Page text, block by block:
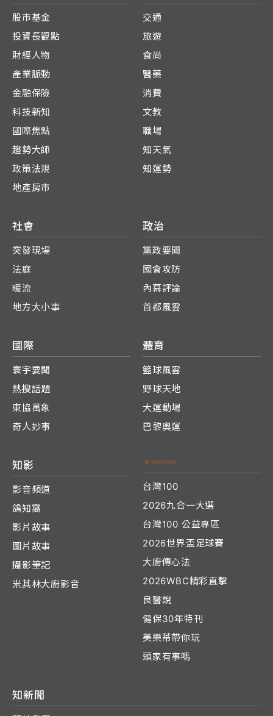
股市基金
投資長觀點
財經人物
產業脈動
金融保險
科技新知
國際焦點
趨勢大師
政策法規
地產房市
交通
旅遊
食尚
醫藥
消費
文教
職場
知天氣
知運勢
社會
突發現場
法庭
暖流
地方大小事
政治
黨政要聞
國會攻防
內幕評論
首都風雲
國際
寰宇要聞
熱搜話題
東協萬象
奇人妙事
體育
籃球風雲
野球天地
大運動場
巴黎奧運
知影
影音頻道
鴿知窩
影片故事
圖片故事
攝影筆記
米其林大廚影音
台灣100
2026九合一大選
台灣100 公益專區
2026世界盃足球賽
大廚傳心法
2026WBC精彩直擊
良醫說
健保30年特刊
美樂蒂帶你玩
頭家有事嗎
知新聞